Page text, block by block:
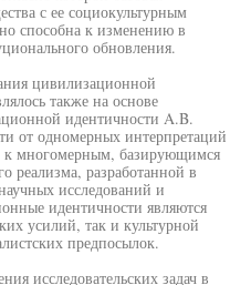
с ее социокультурным
способна к изменению в
обновления.
цивилизационной
также на основе
идентичности A.B.
от одномерных интерпретаций
к многомерным, базирующимся
реализма, разработанной в
исследований и
идентичности являются
усилий, так и культурной
предпосылок.
исследовательских задач в